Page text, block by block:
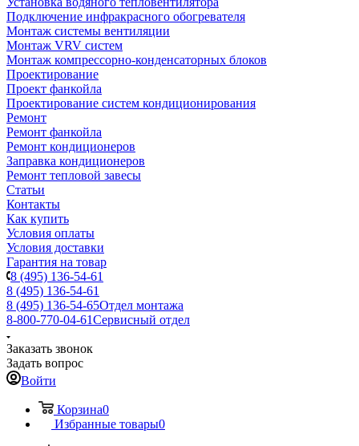
Подключение инфракрасного обогревателя
Монтаж системы вентиляции
Монтаж VRV систем
Монтаж компрессорно-конденсаторных блоков
Проектирование
Проект фанкойла
Проектирование систем кондиционирования
Ремонт
Ремонт фанкойла
Ремонт кондиционеров
Заправка кондиционеров
Ремонт тепловой завесы
Статьи
Контакты
Как купить
Условия оплаты
Условия доставки
Гарантия на товар
8 (495) 136-54-61
8 (495) 136-54-61
8 (495) 136-54-65Отдел монтажа
8-800-770-04-61Сервисный отдел
Заказать звонок
Задать вопрос
Войти
Корзина0
Избранные товары0